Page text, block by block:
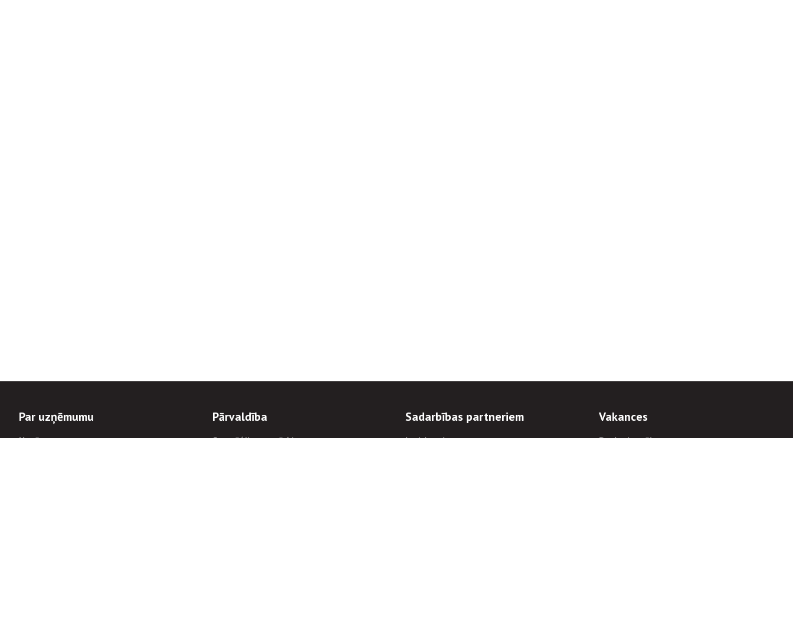
Par uzņēmumu
Uzņēmums
Pārvaldība
Stratēģija un mērķi
Sadarbības partneriem
Iepirkumi
Vakances
Darba iespējas